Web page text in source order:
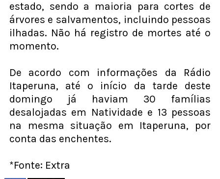
estado, sendo a maioria para cortes de
árvores e salvamentos, incluindo pessoas
ilhadas. Não há registro de mortes até o
momento.
De acordo com informações da Rádio
Itaperuna, até o início da tarde deste
domingo já haviam 30 famílias
desalojadas em Natividade e 13 pessoas
na mesma situação em Itaperuna, por
conta das enchentes.
*Fonte: Extra